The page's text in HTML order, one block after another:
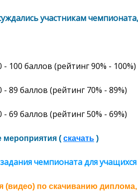
участникам
- 100 баллов (рейтинг90% - 100%)
- 89 баллов (рейтинг 70% - 89%)
- 69 баллов (рейтинг 50% - 69%)
мероприятия ( скачать )
чемпионатадля
(видео) по скачиванию